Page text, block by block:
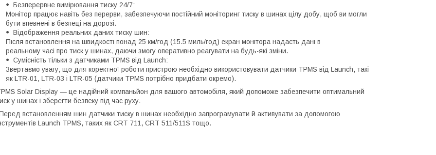
Безперервне вимірювання тиску 24/7:
Монітор працює навіть без перерви, забезпечуючи постійний моніторинг тиску в шинах цілу добу, щоб ви могли
бути впевнені в безпеці на дорозі.
Відображення реальних даних тиску шин:
Після встановлення на швидкості понад 25 км/год (15.5 миль/год) екран монітора надасть дані в
реальному часі про тиск у шинах, даючи змогу оперативно реагувати на будь-які зміни.
Сумісність тільки з датчиками TPMS від Launch:
Звертаємо увагу, що для коректної роботи пристрою необхідно використовувати датчики TPMS від Launch, такі
як LTR-01, LTR-03 і LTR-05 (датчики TPMS потрібно придбати окремо).
Solar Display — це надійний компаньйон для вашого автомобіля, який допоможе забезпечити оптимальний
у шинах і зберегти безпеку під час руху.
встановленням шин датчики тиску в шинах необхідно запрограмувати й активувати за допомогою
Launch TPMS, таких як CRT 711, CRT 511/511S тощо.